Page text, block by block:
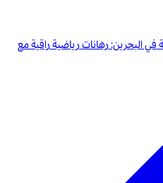
في البحرين: رهانات رياضية راقية مع